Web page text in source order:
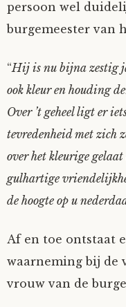
persoon wel
burgemeester van
“Hij is nu bijna zestig
ook kleur en houding
Over ’t geheel ligt er
tevredenheid met zich
over het kleurige
gulhartige
de hoogte op u
Af en toe ontstaat
waarneming bij de
vrouw van de